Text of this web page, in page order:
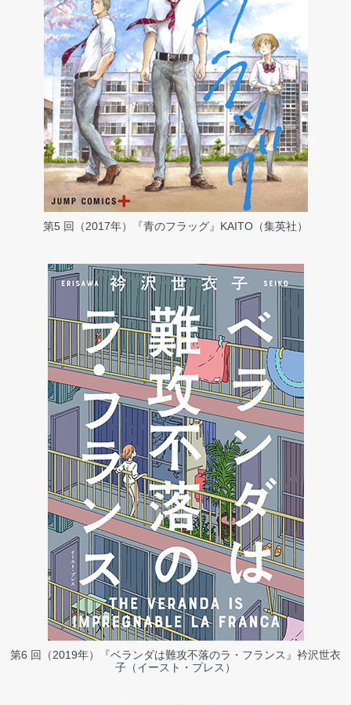
第5 回（2017年）『青のフラッグ』KAITO（集英社）
第6 回（2019年）『ベランダは難攻不落のラ・フランス』衿沢世衣
子（イースト・プレス）